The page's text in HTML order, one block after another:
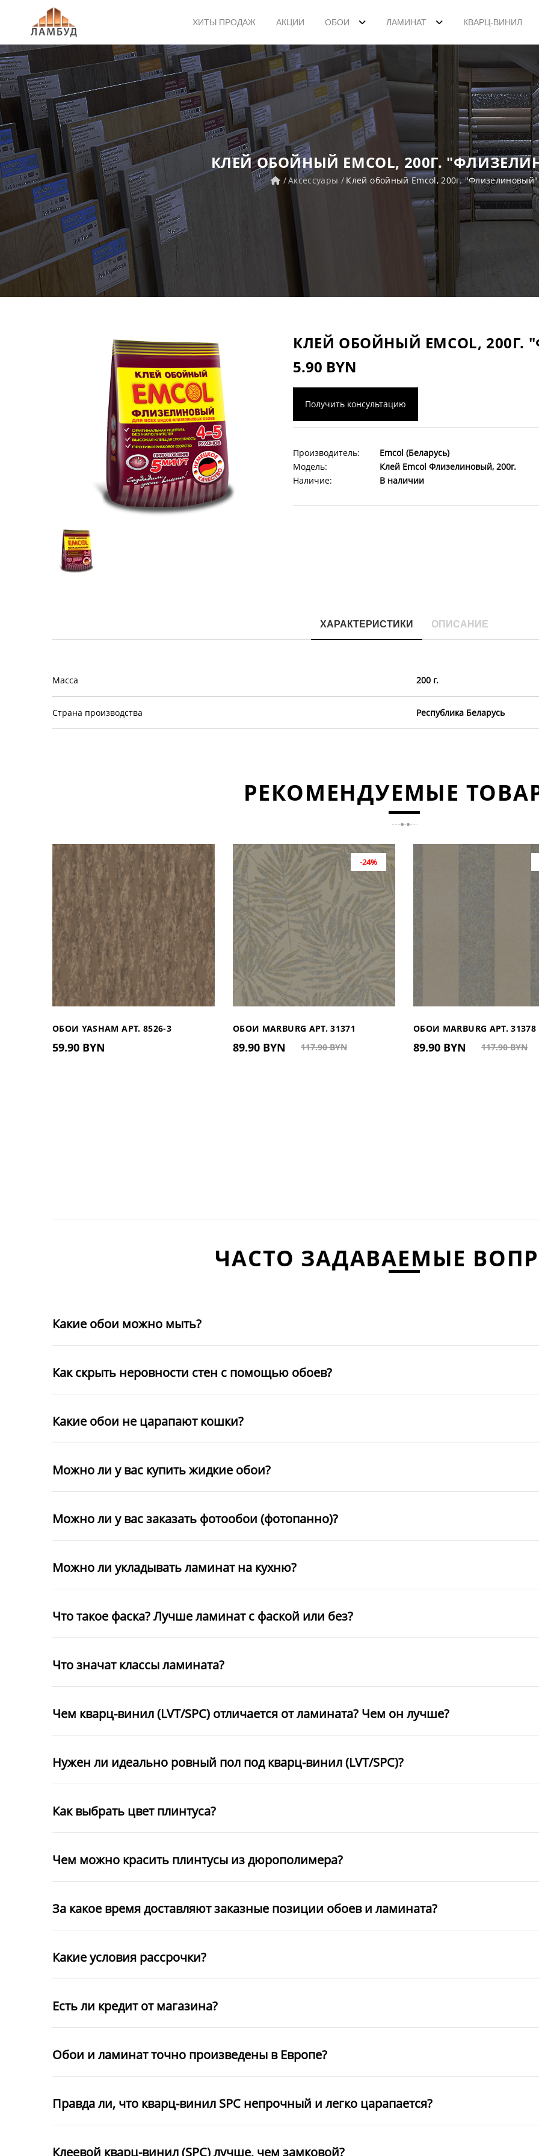
ХИТЫ ПРОДАЖ АКЦИИ ОБОИ ЛАМИНАТ КВАРЦ-ВИНИЛ
КЛЕЙ ОБОЙНЫЙ EMCOL, 200Г.
Аксессуары Клей обойный Emcol, 200г. "Флизелиновый"
КЛЕЙ ОБОЙНЫЙ EMCOL,
5.90 BYN
Получить консультацию
Производитель:
Emcol (Беларусь)
Модель:
Клей Emcol Флизелиновый, 200г.
Наличие:
В наличии
ХАРАКТЕРИСТИКИ ОПИСАНИЕ
Масса 200 г.
Страна производства Республика Беларусь
РЕКОМЕНДУЕМЫЕ
ОБОИ YASHAM АРТ. 8526-3
(ТУРЦИЯ)
59.90 BYN
-24%
ОБОИ MARBURG АРТ. 31371
(ГЕРМАНИЯ)
89.90 BYN 117.90 BYN
ОБОИ MARBURG АРТ. 31378
(ГЕРМАНИЯ)
89.90 BYN 117.90 BYN
ЧАСТО ЗАДАВАЕМЫЕ
Какие обои можно мыть?
Как скрыть неровности стен с помощью обоев?
Какие обои не царапают кошки?
Можно ли у вас купить жидкие обои?
Можно ли у вас заказать фотообои (фотопанно)?
Можно ли укладывать ламинат на кухню?
Что такое фаска? Лучше ламинат с фаской или без?
Что значат классы ламината?
Чем кварц-винил (LVT/SPC) отличается от ламината? Чем он лучше?
Нужен ли идеально ровный пол под кварц-винил (LVT/SPC)?
Как выбрать цвет плинтуса?
Чем можно красить плинтусы из дюрополимера?
За какое время доставляют заказные позиции обоев и ламината?
Какие условия рассрочки?
Есть ли кредит от магазина?
Обои и ламинат точно произведены в Европе?
Правда ли, что кварц-винил SPC непрочный и легко царапается?
Клеевой кварц-винил (SPC) лучше, чем замковой?